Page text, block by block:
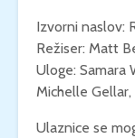
Izvorni naslov:
Režiser: Matt
Uloge: Samara
Michelle Gellar,
Ulaznice se